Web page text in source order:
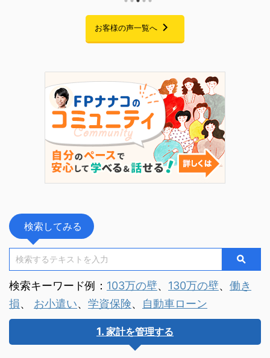
革プログラ
また熱意あふれる素晴らしいご感想を
たくさんお寄せいただきました。この
場を借りて、心より御礼申し上げま
す。 セミナーでお話ししたこと 私自
のすべてがゼロで、手元にあるのは
FP資格だけという状態からのスター
トでした。 今回のセミナーでは ...
なぜ「自分
の伴走を経
お客様の声一覧へ
検索してみる
検索キーワード例： 103万の壁、 130万の壁、 働き
損、 お小遣い、 学資保険、 自動車ローン
家計を管理する